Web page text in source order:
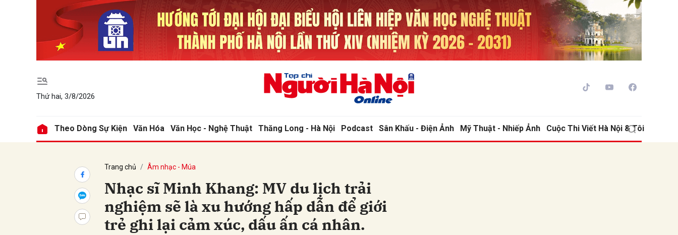
Thứ hai, 3/8/2026
Theo Dòng Sự Kiện Văn Hóa Văn Học - Nghệ Thuật Thăng Long - Hà Nội Podcast Sân Khấu - Điện Ảnh Mỹ Thuật - Nhiếp Ảnh Cuộc Thi Viết Hà Nội & Tôi
Trang chủ Âm nhạc - Múa
Nhạc sĩ Minh Khang: MV du lịch trải
nghiệm sẽ là xu hướng hấp dẫn để giới
trẻ ghi lại cảm xúc, dấu ấn cá nhân.
Gửi bình luận